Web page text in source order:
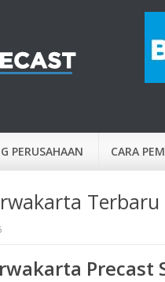
PERUSAHAAN CARA
Terbaru